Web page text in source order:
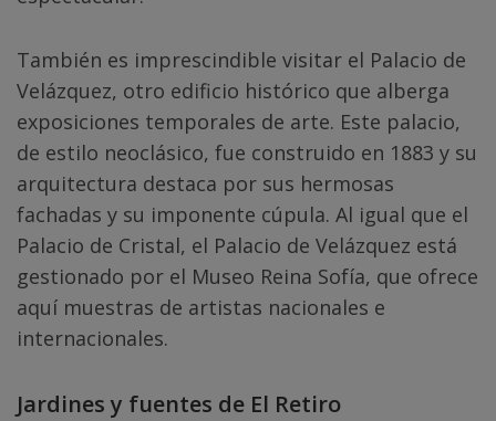
También es imprescindible visitar el Palacio de
Velázquez, otro edificio histórico que alberga
exposiciones temporales de arte. Este palacio,
de estilo neoclásico, fue construido en 1883 y su
arquitectura destaca por sus hermosas
fachadas y su imponente cúpula. Al igual que el
Palacio de Cristal, el Palacio de Velázquez está
gestionado por el Museo Reina Sofía, que ofrece
aquí muestras de artistas nacionales e
internacionales.
Jardines y fuentes de El Retiro